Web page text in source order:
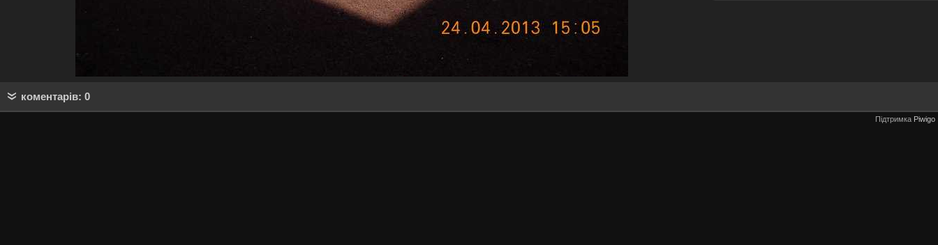
коментарів: 0
Підтримка Piwigo